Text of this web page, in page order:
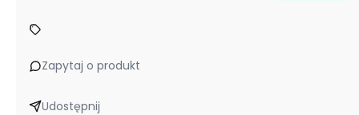
Zapytaj o produkt
Udostępnij